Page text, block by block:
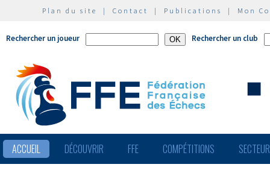
Plan du site | Contact | Publications | Mon
Rechercher un joueur Rechercher un club
ACCUEIL DÉCOUVRIR FFE COMPÉTITIONS